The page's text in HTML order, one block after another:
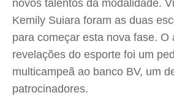
novos talentos da modalidade.
Kemily Suiara foram as duas
para começar esta nova fase. O
revelações do esporte foi um
multicampeã ao banco BV, um
patrocinadores.